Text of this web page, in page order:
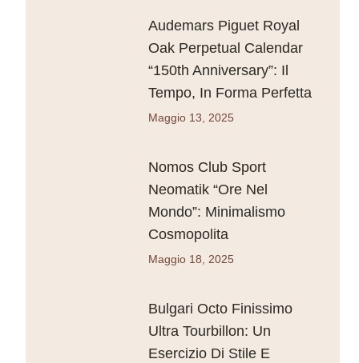
Audemars Piguet Royal
Oak Perpetual Calendar
“150th Anniversary”: Il
Tempo, In Forma Perfetta
Maggio 13, 2025
Nomos Club Sport
Neomatik “Ore Nel
Mondo”: Minimalismo
Cosmopolita
Maggio 18, 2025
Bulgari Octo Finissimo
Ultra Tourbillon: Un
Esercizio Di Stile E